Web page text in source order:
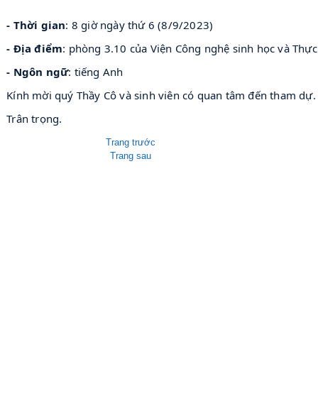
- Thời gian: 8 giờ ngày thứ 6 (8/9/2023)
- Địa điểm: phòng 3.10 của Viện Công nghệ sinh học và
- Ngôn ngữ: tiếng Anh
Kính mời quý Thầy Cô và sinh viên có quan tâm đến tham
Trân trọng.
Trang trước
Trang sau